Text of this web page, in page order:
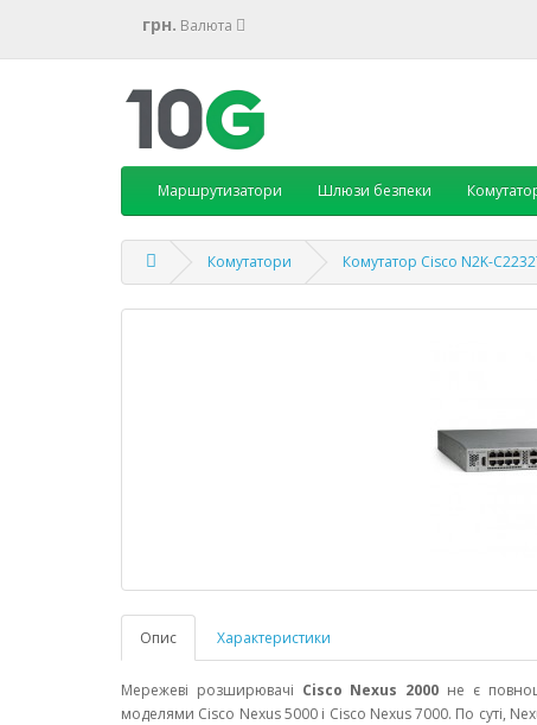
грн. Валюта
Маршрутизатори Шлюзи безпеки
Комутатори Комутатор Cisco N2K-
Опис Характеристики
Мережеві розширювачі Cisco Nexus 2000 не є
моделями Cisco Nexus 5000 і Cisco Nexus 7000. По суті,